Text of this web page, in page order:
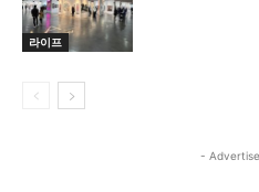
라이프
-